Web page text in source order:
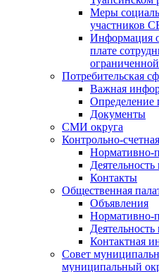
Меры
участников
Информация о
плате
Потребительская
Важная
Определение
Документы
СМИ округа
Контрольно-
Нормативно-
Контакты
Общественная
Объявления
Нормативно-
Контактная
Совет
муниципальный